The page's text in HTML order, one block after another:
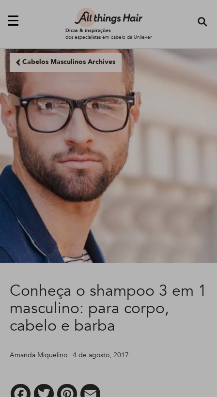
Dicas & inspirações
dos especialistas em cabelo da Unilever
Cabelos Masculinos Archives
Conheça o shampoo 3 em 1
masculino: para corpo,
cabelo e barba
Amanda Miquelino | 4 de agosto, 2017
FacebookTwitter Pinterest